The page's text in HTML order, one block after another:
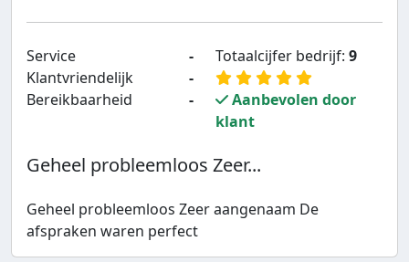
Service
-
Klantvriendelijk
-
Bereikbaarheid
-
Totaalcijfer bedrijf: 9
Aanbevolen door
klant
Geheel probleemloos Zeer...
Geheel probleemloos Zeer aangenaam De
afspraken waren perfect